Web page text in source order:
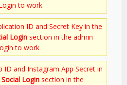
to work
ID and Secret Key in the
Login section in the admin
to work
ID and Instagram App Secret in
Social Login section in the